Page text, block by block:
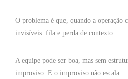
O problema é que, quando a operação
invisíveis: fila e perda de contexto.
A equipe pode ser boa, mas sem
improviso. E o improviso não escala.